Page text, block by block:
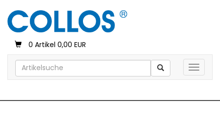
0 Artikel 0,00 EUR
Toggle